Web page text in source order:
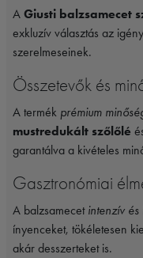
A Giusti balzsamecet
exkluzív választás az
szerelmeseinek.
Összetevők és
A termék prémium
mustredukált szőlőlé
garantálva a kivételes
Gasztronómiai
A balzsamecet intenzív és
ínyenceket, tökéletesen
akár desszerteket is.